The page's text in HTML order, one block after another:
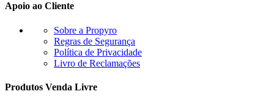
Apoio ao Cliente
Sobre a Propyro
Regras de Segurança
Política de Privacidade
Livro de Reclamações
Produtos Venda Livre